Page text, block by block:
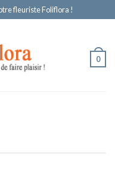
fleuriste Foliflora !
0